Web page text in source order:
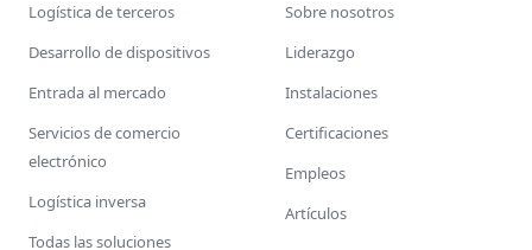
Logística de terceros
Desarrollo de dispositivos
Entrada al mercado
Servicios de comercio
electrónico
Logística inversa
Todas las soluciones
Sobre nosotros
Liderazgo
Instalaciones
Certificaciones
Empleos
Artículos